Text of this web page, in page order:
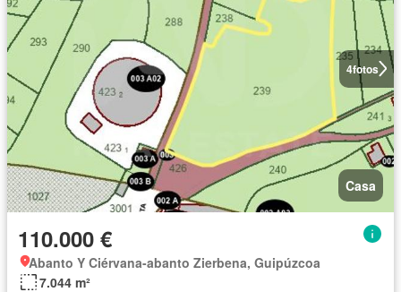
4fotos
Casa
110.000 €
Abanto Y Ciérvana-abanto Zierbena, Guipúzcoa
7.044 m²